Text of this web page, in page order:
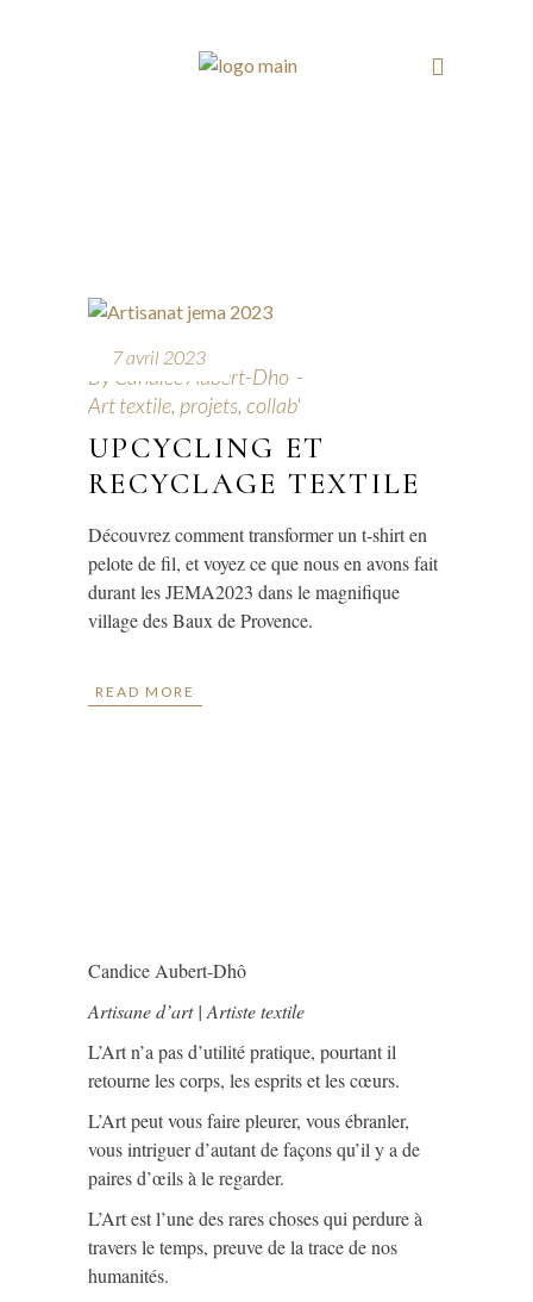
7 avril 2023
By Candice Aubert-Dho
Art textile, projets, collab'
UPCYCLING ET
RECYCLAGE TEXTILE
Découvrez comment transformer un t-shirt en
pelote de fil, et voyez ce que nous en avons fait
durant les JEMA2023 dans le magnifique
village des Baux de Provence.
READ MORE
Candice Aubert-Dhô
Artisane d’art | Artiste textile
L’Art n’a pas d’utilité pratique, pourtant il
retourne les corps, les esprits et les cœurs.
L’Art peut vous faire pleurer, vous ébranler,
vous intriguer d’autant de façons qu’il y a de
paires d’œils à le regarder.
L’Art est l’une des rares choses qui perdure à
travers le temps, preuve de la trace de nos
humanités.